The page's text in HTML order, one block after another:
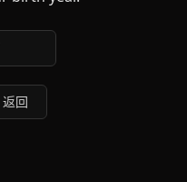
返回